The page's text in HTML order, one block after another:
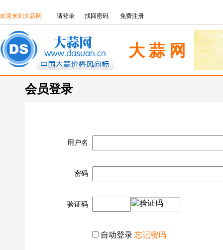
欢迎来到大蒜网 请登录 找回密码 免费注册
大 蒜 网
会员登录
用户名
密码
验证码
自动登录 忘记密码